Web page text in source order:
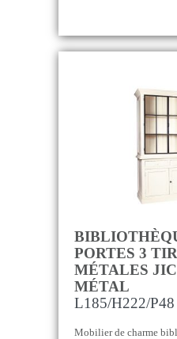
PORTES 3
MÉTALES
MÉTAL
L185/H222/P48
Mobilier de charme